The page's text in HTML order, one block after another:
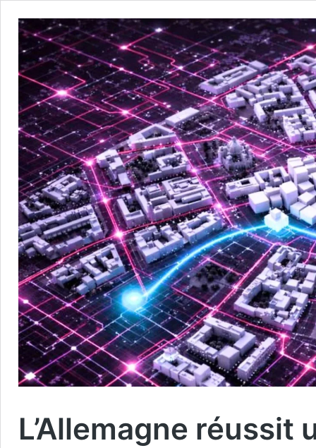
L’Allemagne réussit